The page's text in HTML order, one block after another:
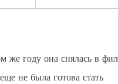
же году она снялась в
не была готова стать